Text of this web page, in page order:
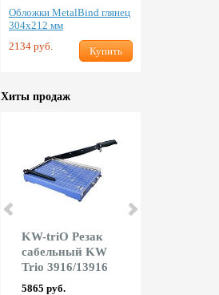
Обложки MetalBind глянец
304х212 мм
2134 руб.
Купить
Хиты продаж
KW-triO Резак
сабельный KW
Trio 3916/13916
5865 руб.